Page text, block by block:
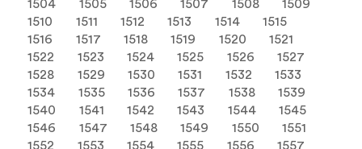
1504
1505 1506 1507 1508
1509
1510
1511 1512 1513 1514
1515
1516
1517 1518 1519 1520
1521
1522
1523 1524 1525 1526
1527
1528
1529 1530 1531 1532
1533
1534
1535 1536 1537 1538
1539
1540
1541 1542 1543 1544
1545
1546
1547 1548 1549 1550
1551
1552
1553 1554 1555 1556
1557